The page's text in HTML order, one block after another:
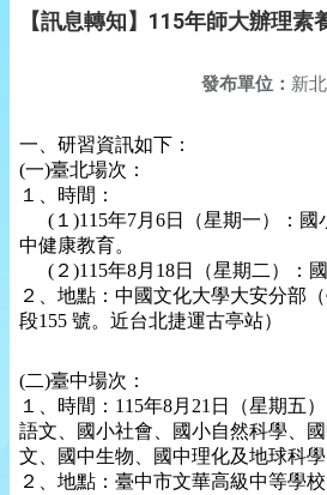
【訊息轉知】115年師大辦理素
發布單位： 新
一、研習資訊如下：
(一)臺北場次：
１、時間：
(１)115年7月6日（星期一）：國
中健康教育。
(２)115年8月18日（星期二）：國
２、地點：中國文化大學大安分部
段155 號。近台北捷運古亭站）
(二)臺中場次：
１、時間：115年8月21日（星期五
語文、國小社會、國小自然科學、
文、國中生物、國中理化及地球科學
２、地點：臺中市文華高級中等學